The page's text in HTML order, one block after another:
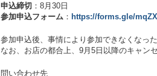
申込締切 ：8月30日
参加申込フォーム ： https://forms.gle/
参加申込後、事情により参加できなくなっ
なお、お店の都合上、9月5日以降のキャン
問い合わせ先